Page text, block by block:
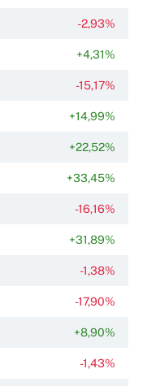
-2,93%
+4,31%
-15,17%
+14,99%
+22,52%
+33,45%
-16,16%
+31,89%
-1,38%
-17,90%
+8,90%
-1,43%